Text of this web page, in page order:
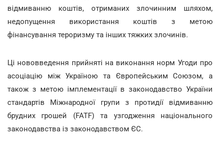
відмиванню коштів, отриманих злочинним шляхом,
недопущення використання коштів з метою
фінансування тероризму та інших тяжких злочинів.
Ці нововведення прийняті на виконання норм Угоди про
асоціацію між Україною та Європейським Союзом, а
також з метою імплементації в законодавство України
стандартів Міжнародної групи з протидії відмиванню
брудних грошей (FATF) та узгодження національного
законодавства із законодавством ЄС.